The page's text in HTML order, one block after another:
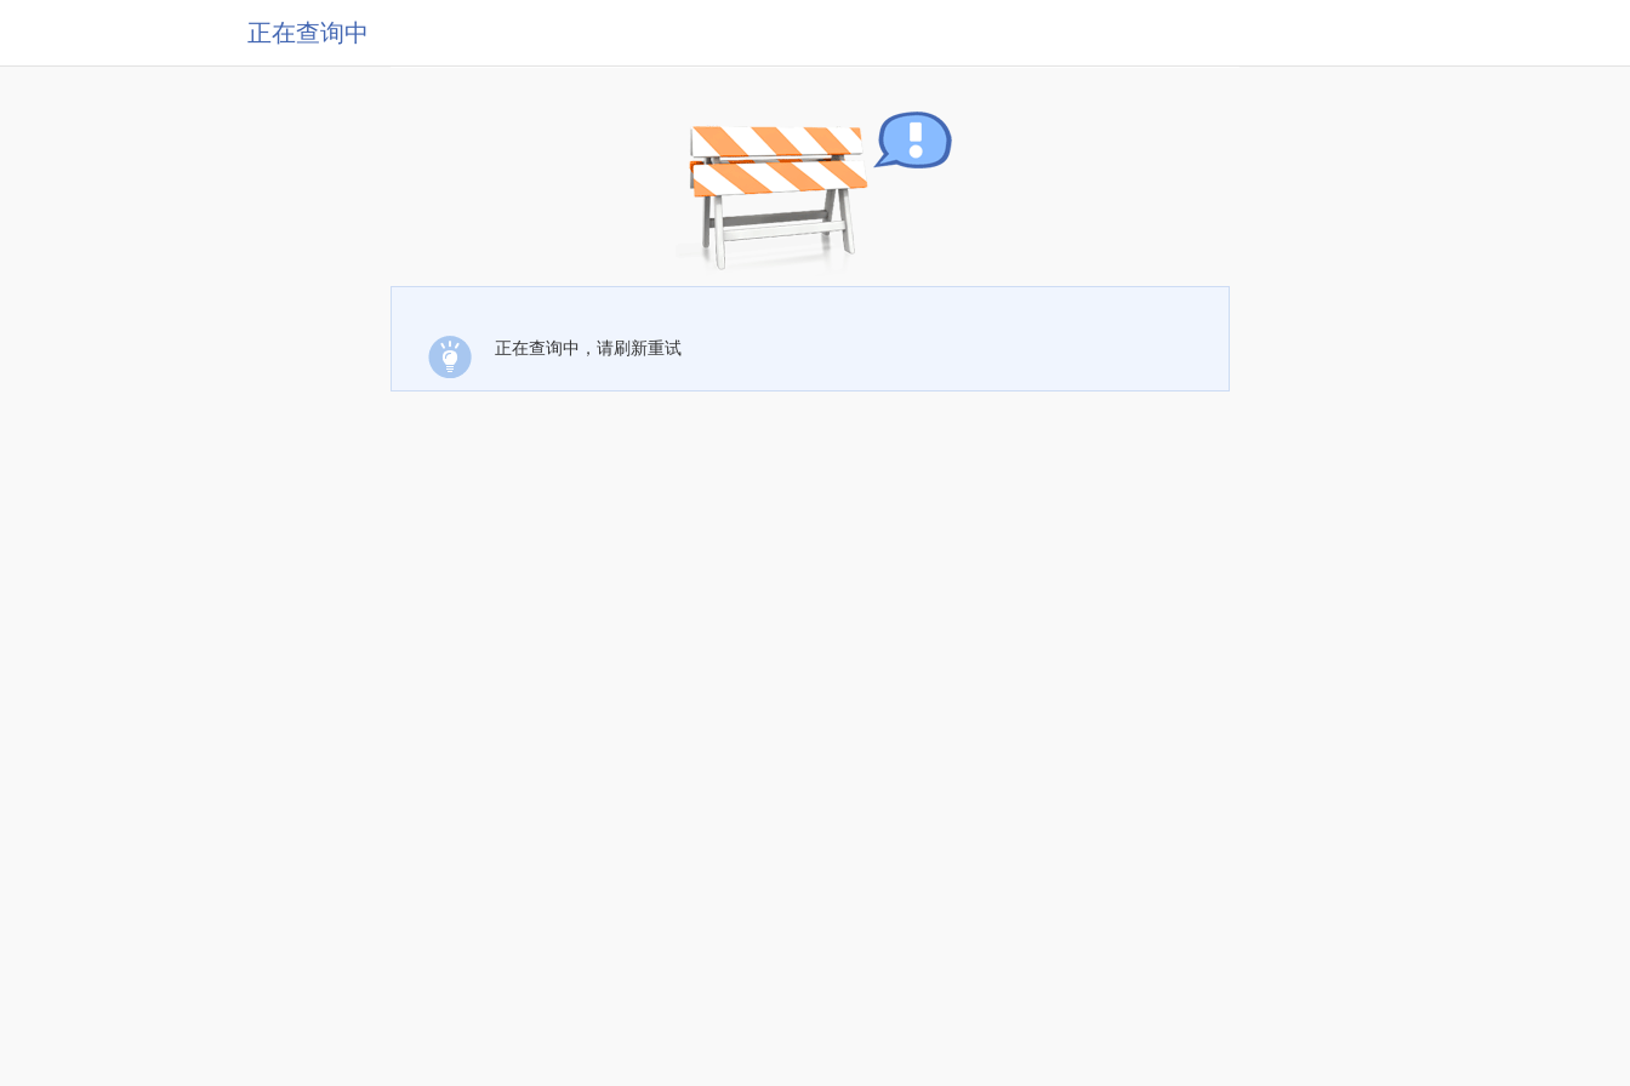
正在查询中
正在查询中，请刷新重试